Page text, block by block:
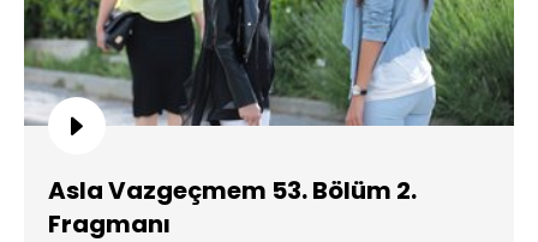
Asla Vazgeçmem 53. Bölüm 2.
Fragmanı